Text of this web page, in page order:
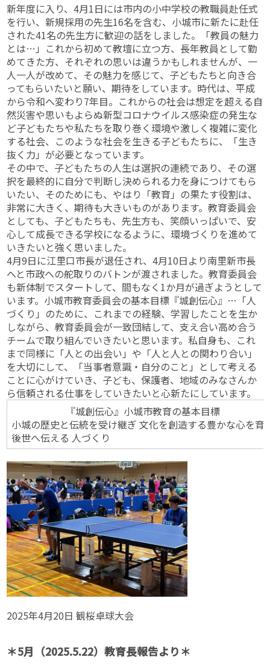
新年度に入り、4月1日には市内の小中学校の教職員赴任式
を行い、新規採用の先生16名を含む、小城市に新たに赴任
された41名の先生方に歓迎の話をしました。「教員の魅力
とは…」これから初めて教壇に立つ方、長年教員として勤
めてきた方、それぞれの思いは違うかもしれませんが、一
人一人が改めて、その魅力を感じて、子どもたちと向き合
ってもらいたいと願い、期待をしています。時代は、平成
から令和へ変わり7年目。これからの社会は想定を超える自
然災害や思いもよらぬ新型コロナウイルス感染症の発生な
ど子どもたちや私たちを取り巻く環境や激しく複雑に変化
する社会、このような社会を生きる子どもたちに、「生き
抜く力」が必要となっています。
その中で、子どもたちの人生は選択の連続であり、その選
択を最終的に自分で判断し決められる力を身につけてもら
いたい、そのためにも、やはり「教育」の果たす役割は、
非常に大きく、期待も大きいものがあります。教育委員会
としても、子どもたちも、先生方も、笑顔いっぱいで、安
心して成長できる学校になるように、環境づくりを進めて
いきたいと強く思いました。
4月9日に江里口市長が退任され、4月10日より南里新市長
へと市政への舵取りのバトンが渡されました。教育委員会
も新体制でスタートして、間もなく1か月が過ぎようとして
います。小城市教育委員会の基本目標『城創伝心』…「人
づくり」のために、これまでの経験、学習したことを生か
しながら、教育委員会が一致団結して、支え合い高め合う
チームで取り組んでいきたいと思います。私自身も、これ
まで同様に「人との出会い」や「人と人との関わり合い」
を大切にして、「当事者意識・自分のこと」として考える
ことに心がけていき、子ども、保護者、地域のみなさんか
ら信頼される仕事をしていきたいと心新たにしています。
『城創伝心』小城市教育の基本目標
小城の歴史と伝統を受け継ぎ 文化を創造する豊かな心を育
後世へ伝える 人づくり
2025年4月20日 観桜卓球大会
＊5月（2025.5.22）教育長報告より＊